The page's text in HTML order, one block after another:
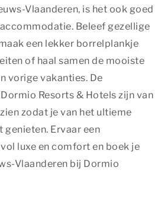
Vlaanderen, is het ook goed
Beleef gezellige
een lekker borrelplankje
of haal samen de mooiste
vorige vakanties. De
Resorts & Hotels zijn van
zodat je van het ultieme
Ervaar een
luxe en comfort en boek je
Vlaanderen bij Dormio